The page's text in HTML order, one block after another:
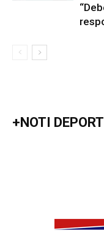
+NOTI